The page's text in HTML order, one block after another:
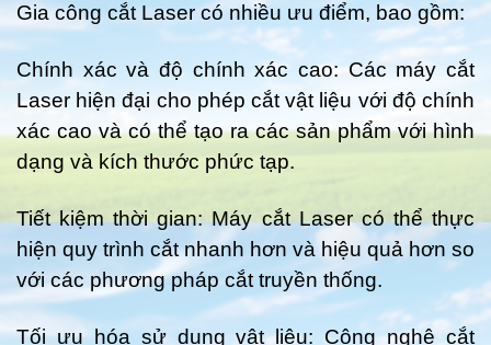
Gia công cắt Laser có nhiều ưu điểm, bao gồm:
Chính xác và độ chính xác cao: Các máy cắt
Laser hiện đại cho phép cắt vật liệu với độ chính
xác cao và có thể tạo ra các sản phẩm với hình
dạng và kích thước phức tạp.
Tiết kiệm thời gian: Máy cắt Laser có thể thực
hiện quy trình cắt nhanh hơn và hiệu quả hơn so
với các phương pháp cắt truyền thống.
Tối ưu hóa sử dụng vật liệu: Công nghệ cắt